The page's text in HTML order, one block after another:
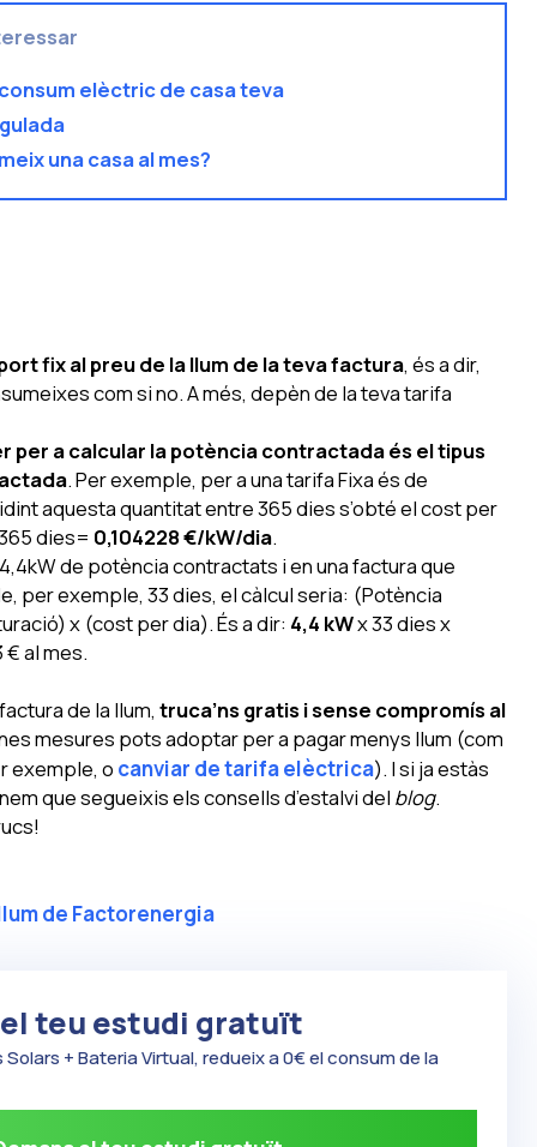
elèctric de casa teva
una casa al mes?
fix al preu de la llum de la teva factura, és a dir,
com si no. A més, depèn de la teva tarifa
per a calcular la potència contractada és el tipus
. Per exemple, per a una tarifa Fixa és de
aquesta quantitat entre 365 dies s’obté el cost per
dies= 0,104228 €/kW/dia.
de potència contractats i en una factura que
per exemple, 33 dies, el càlcul seria: (Potència
x (cost per dia). És a dir: 4,4 kWx 33 dies x
€ al mes.
de la llum, truca’ns gratis i sense compromís al
mesures pots adoptar per a pagar menys llum (com
exemple, o canviar de tarifa elèctrica). I si ja estàs
que segueixis els consells d’estalvi del blog.
de Factorenergia
teu estudi gratuït
+ Bateria Virtual, redueix a 0€ el consum de la